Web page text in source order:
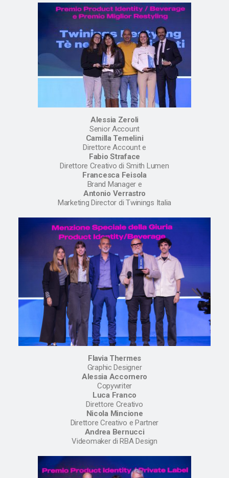
Alessia Zeroli
Senior Account
Camilla Temelini
Direttore Account e
Fabio Straface
Direttore Creativo di Smith Lumen
Francesca Feisola
Brand Manager e
Antonio Verrastro
Marketing Director di Twinings Italia
Flavia Thermes
Graphic Designer
Alessia Accornero
Copywriter
Luca Franco
Direttore Creativo
Nicola Mincione
Direttore Creativo e Partner
Andrea Bernucci
Videomaker di RBA Design